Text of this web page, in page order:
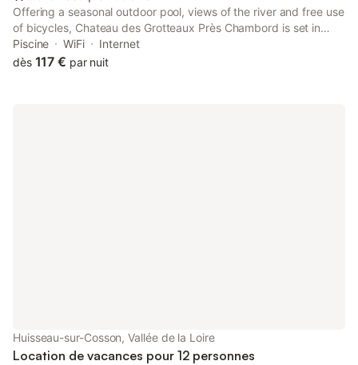
Offering a seasonal outdoor pool, views of the river and free use
of bicycles, Chateau des Grotteaux Près Chambord is set in
Huisseau-sur-Cosson in the Centre Region. Blois Castle and
Chambord Castle are 9 km from the property.
Piscine WiFi
Internet
dès 117 € par nuit
Huisseau-sur-Cosson, Vallée de la Loire
Location de vacances pour 12 personnes